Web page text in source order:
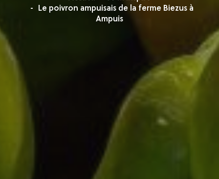
Le poivron ampuisais de la ferme Biezus à
Ampuis